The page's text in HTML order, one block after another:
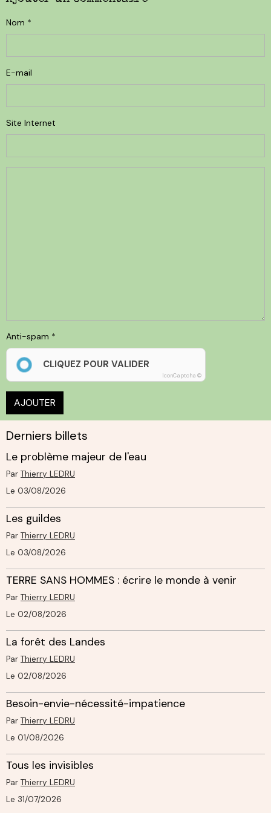
Nom
E-mail
Site Internet
Anti-spam
CLIQUEZ POUR VALIDER
IconCaptcha ©
AJOUTER
Derniers billets
Le problème majeur de l'eau
Par Thierry LEDRU
Le 03/08/2026
Les guildes
Par Thierry LEDRU
Le 03/08/2026
TERRE SANS HOMMES : écrire le monde à venir
Par Thierry LEDRU
Le 02/08/2026
La forêt des Landes
Par Thierry LEDRU
Le 02/08/2026
Besoin-envie-nécessité-impatience
Par Thierry LEDRU
Le 01/08/2026
Tous les invisibles
Par Thierry LEDRU
Le 31/07/2026